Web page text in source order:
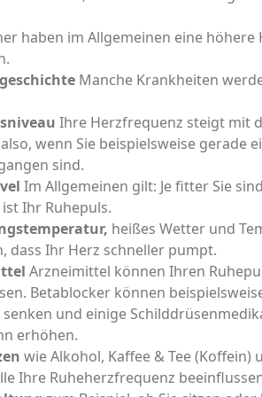
haben im Allgemeinen eine höhere
Manche Krankheiten
Ihre Herzfrequenz steigt mit
wenn Sie beispielsweise gerade
sind.
Im Allgemeinen gilt: Je fitter Sie
Ihr Ruhepuls.
heißes Wetter und
dass Ihr Herz schneller pumpt.
Arzneimittel können Ihren
Betablocker können
senken und einige
erhöhen.
wie Alkohol, Kaffee & Tee (Koffein)
Ihre Ruheherzfrequenz